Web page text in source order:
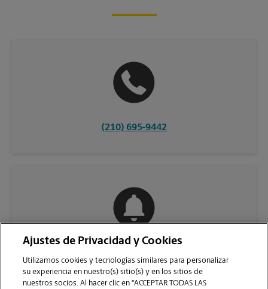
(210) 695-9442
Ajustes de Privacidad y Cookies
Utilizamos cookies y tecnologías similares para personalizar
su experiencia en nuestro(s) sitio(s) y en los sitios de
nuestros socios. Al hacer clic en "ACCEPTAR TODAS LAS